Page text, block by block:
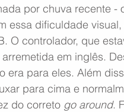
por chuva recente -
essa dificuldade
O controlador, que
em inglês.
era para eles. Além
para cima e
do correto go around.